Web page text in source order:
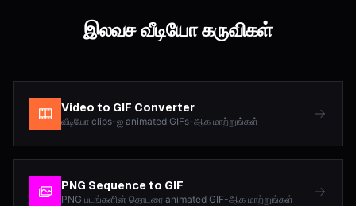
இலவச வீடியோ கருவிகள்
Video to GIF Converter
வீடியோ clips-ஐ animated GIFs-ஆக மாற்றுங்கள்
PNG Sequence to GIF
PNG படங்களின் தொடரை animated GIF-ஆக மாற்றுங்கள்